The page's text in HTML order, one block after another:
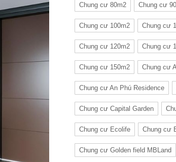
Chung cư 80m2 Chung cư
Chung cư 100m2 Chung cư
Chung cư 120m2 Chung cư
Chung cư 150m2 Chung cư
Chung cư An Phú Residence
Chung cư Capital Garden
Chung cư Ecolife Chung cư
Chung cư Golden field MBLand